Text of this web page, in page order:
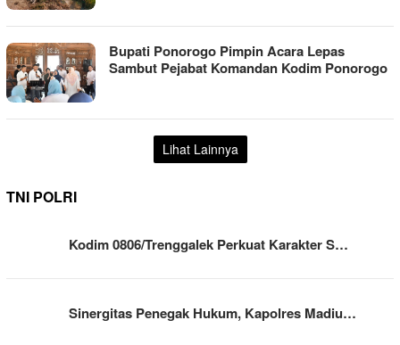
Bupati Ponorogo Pimpin Acara Lepas
Sambut Pejabat Komandan Kodim Ponorogo
Lihat Lainnya
TNI POLRI
Kodim 0806/Trenggalek Perkuat Karakter S…
Sinergitas Penegak Hukum, Kapolres Madiu…